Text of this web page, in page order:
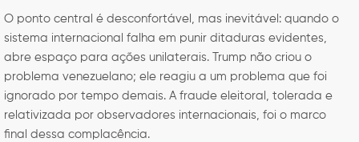
O ponto central é desconfortável, mas inevitável: quando o
sistema internacional falha em punir ditaduras evidentes,
abre espaço para ações unilaterais. Trump não criou o
problema venezuelano; ele reagiu a um problema que foi
ignorado por tempo demais. A fraude eleitoral, tolerada e
relativizada por observadores internacionais, foi o marco
final dessa complacência.